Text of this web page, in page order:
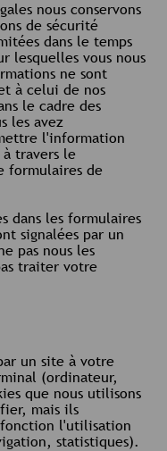
nous conservons
de sécurité
dans le temps
lesquelles vous nous
ne sont
à celui de nos
le cadre des
les avez
l'information
à travers le
formulaires de
dans les formulaires
signalées par un
pas nous les
traiter votre
un site à votre
(ordinateur,
que nous utilisons
mais ils
l'utilisation
statistiques).